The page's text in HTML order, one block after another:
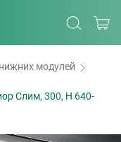
модулей
Слим, 300, H 640-